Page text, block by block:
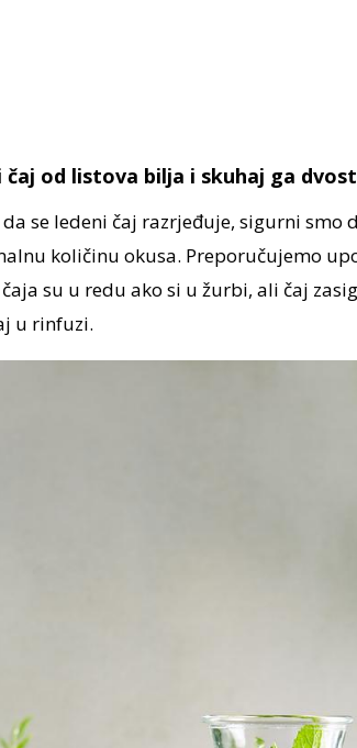
čaj od listova bilja i skuhaj ga
se ledeni čaj razrjeđuje, sigurni smo
količinu okusa. Preporučujemo
čaja su u redu ako si u žurbi, ali čaj
u rinfuzi.